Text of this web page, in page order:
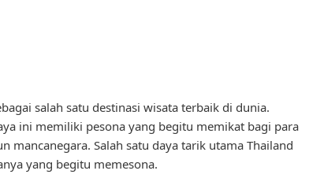
salah satu destinasi wisata terbaik di dunia.
ini memiliki pesona yang begitu memikat bagi para
mancanegara. Salah satu daya tarik utama Thailand
yang begitu memesona.